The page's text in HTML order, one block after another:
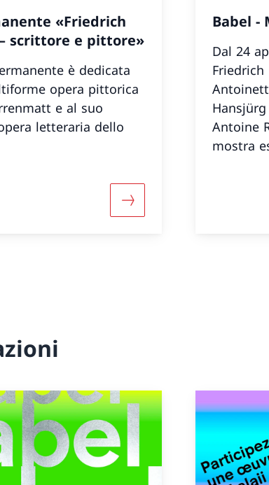
«Friedrich
scrittore e pittore»
è dedicata
opera pittorica
e al suo
letteraria dello
Maggiori informazioni
Babel -
Dal 24
Antoine
mostra